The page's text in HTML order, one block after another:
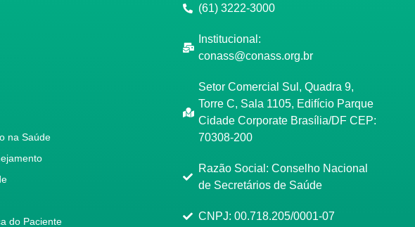
na Saúde
do Paciente
(61) 3222-3000
Institucional:
conass@conass.org.br
Setor Comercial Sul, Quadra 9,
Torre C, Sala 1105, Edifício Parque
Cidade Corporate Brasília/DF CEP:
70308-200
Razão Social: Conselho Nacional
de Secretários de Saúde
CNPJ: 00.718.205/0001-07